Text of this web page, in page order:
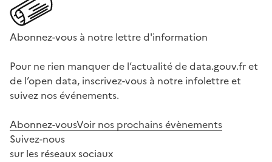
Abonnez-vous à notre lettre d'information
Pour ne rien manquer de l’actualité de data.gouv.fr et
de l’open data, inscrivez-vous à notre infolettre et
suivez nos événements.
Abonnez-vousVoir nos prochains évènements
Suivez-nous
sur les réseaux sociaux